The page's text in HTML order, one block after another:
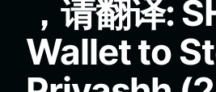
Bahasa Indonesia
ภาษาไทย
Español
，请翻译:
Wallet to